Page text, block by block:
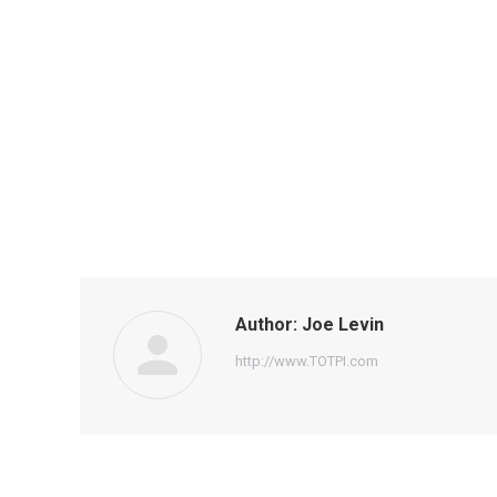
Author: Joe Levin
http://www.TOTPI.com